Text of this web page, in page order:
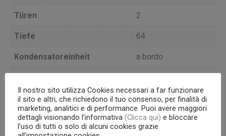
Türen 2
Tiefe 64
Kondensatoreinheit a bordo
TEMPERATUR
Temperatur -2/+8°C
Inhalt (l) 255
Il nostro sito utilizza Cookies necessari a far funzionare
il sito e altri, che richiedono il tuo consenso, per finalità di
marketing, analitici e di performance. Puoi avere maggiori
dettagli visionando l’informativa (Clicca qui) e bloccare
l'uso di tutti o solo di alcuni cookies grazie